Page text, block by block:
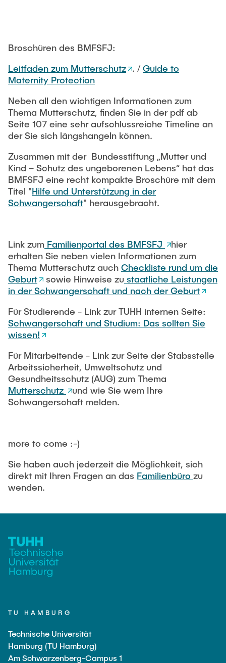
Veranstaltungen
Merchandise-Shop
Arbeiten an der TU Hamburg
Berufsausbildung und Praktika
Berufungen
Neue Mitarbeitende
Rund ums Studium
AI in Education
Für Absolventinnen und Absolventen
Alumni
Berufseinstieg - Career Center
Graduiertenakademie
Promotion und Habilitation
Wissenschaftliche Weiterbildung
Best Practices Lehre
Hochschuldidaktik - ZLL
LearnING Center
Lehre im europäischen Verbund (ECIU)
WorkINGLab / Makerspace
Forschungsförderung
Early Career Researchers
Gute Wissenschaftliche Praxis
Future Lectures
Team
Neues aus der Forschung &
„Biobasierte Prozesse und
Reaktortechnologien“
Technologie und Innovation in der Bildung
News
Forschung und Institute
Management-Wissenschaften und Technologie
Studiengänge
Forschung und Institute
Maschinenbau
Forschung und Institute
Studienbereich FIT
Institute im Überblick
(Gast)Wissenschaftler*innen
Partnerships and Strategy
Partnerhochschulen Studierendenaustausch
Eine Partnerschaft vereinbaren
Strategie
Contacts & International Team
Broschüren des BMFSFJ:
Leitfaden zum Mutterschutz . / Guide to
Maternity Protection
Neben all den wichtigen Informationen zum
Thema Mutterschutz, finden Sie in der pdf ab
Seite 107 eine sehr aufschlussreiche Timeline an
der Sie sich längshangeln können.
Zusammen mit der Bundesstiftung „Mutter und
Kind – Schutz des ungeborenen Lebens“ hat das
BMFSFJ eine recht kompakte Broschüre mit dem
Titel "Hilfe und Unterstützung in der
Schwangerschaft" herausgebracht.
Link zum Familienportal des BMFSFJ
hier
erhalten Sie neben vielen Informationen zum
Thema Mutterschutz auch Checkliste rund um die
Geburt
sowie Hinweise zu staatliche Leistungen
in der Schwangerschaft und nach der Geburt
Für Studierende - Link zur TUHH internen Seite:
Schwangerschaft und Studium: Das sollten Sie
wissen!
Für Mitarbeitende - Link zur Seite der Stabsstelle
Arbeitssicherheit, Umweltschutz und
Gesundheitsschutz (AUG) zum Thema
Mutterschutz
und wie Sie wem Ihre
Schwangerschaft melden.
more to come :-)
Sie haben auch jederzeit die Möglichkeit, sich
direkt mit Ihren Fragen an das Familienbüro zu
wenden.
TU HAMBURG
Technische Universität
Hamburg (TU Hamburg)
Am Schwarzenberg-Campus 1